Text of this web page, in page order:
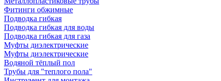
Фитинги обжимные
Подводка гибкая
Подводка гибкая для воды
Подводка гибкая для газа
Муфты диэлектрические
Муфты диэлектрические
Водяной тёплый пол
Трубы для "теплого пола"